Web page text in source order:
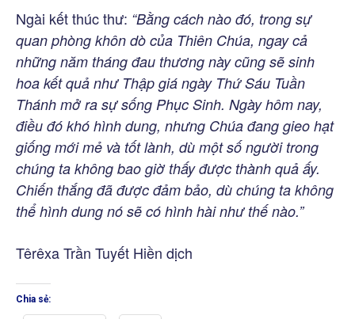
Ngài kết thúc thư: “Bằng cách nào đó, trong sự
quan phòng khôn dò của Thiên Chúa, ngay cả
những năm tháng đau thương này cũng sẽ sinh
hoa kết quả như Thập giá ngày Thứ Sáu Tuần
Thánh mở ra sự sống Phục Sinh. Ngày hôm nay,
điều đó khó hình dung, nhưng Chúa đang gieo hạt
giống mới mẻ và tốt lành, dù một số người trong
chúng ta không bao giờ thấy được thành quả ấy.
Chiến thắng đã được đảm bảo, dù chúng ta không
thể hình dung nó sẽ có hình hài như thế nào.”
Têrêxa Trần Tuyết Hiền dịch
Chia sẻ: